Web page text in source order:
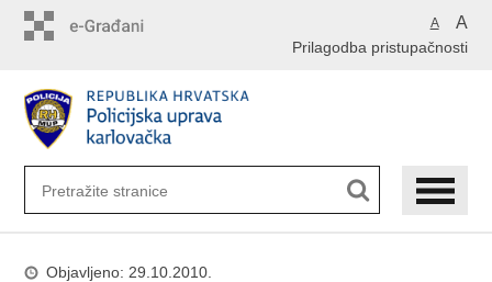
A A
Prilagodba pristupačnosti
Objavljeno: 29.10.2010.